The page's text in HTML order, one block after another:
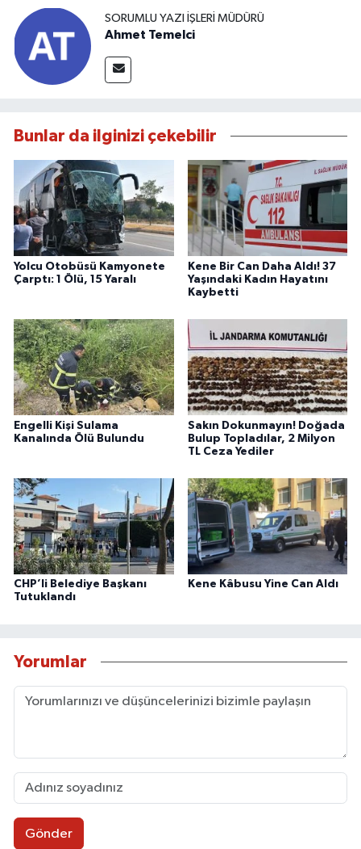
SORUMLU YAZI İŞLERI MÜDÜRÜ
Ahmet Temelci
Bunlar da ilginizi çekebilir
Yolcu Otobüsü Kamyonete
Çarptı: 1 Ölü, 15 Yaralı
Kene Bir Can Daha Aldı! 37
Yaşındaki Kadın Hayatını
Kaybetti
Engelli Kişi Sulama
Kanalında Ölü Bulundu
Sakın Dokunmayın! Doğada
Bulup Topladılar, 2 Milyon
TL Ceza Yediler
CHP’li Belediye Başkanı
Tutuklandı
Kene Kâbusu Yine Can Aldı
Yorumlar
Gönder